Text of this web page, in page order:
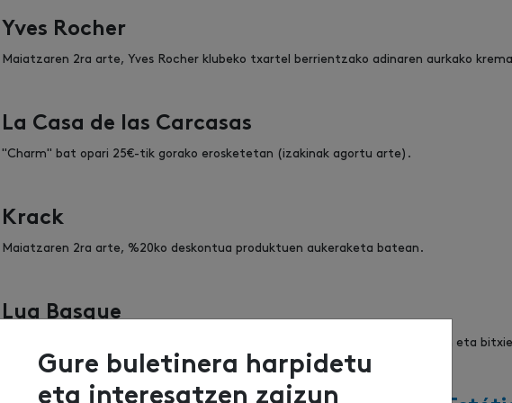
Yves Rocher
Maiatzaren 2ra arte, Yves Rocher klubeko txartel berrientzako adinaren aurkako
La Casa de las Carcasas
"Charm" bat opari 25€-tik gorako erosketetan (izakinak agortu arte).
Krack
Maiatzaren 2ra arte, %20ko deskontua produktuen aukeraketa batean.
Lua Basque
Apirilaren 30etik maiatzaren 2ra, %30eko deskontua denda osoan (poltsetan eta
Gure buletinera harpidetu
eta interesatzen zaizun